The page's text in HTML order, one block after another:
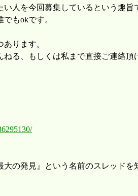
人を今回募集しているという趣旨
もokです。
ります。
る、もしくは私まで直接ご連絡頂
大の発見』という名前のスレッドを